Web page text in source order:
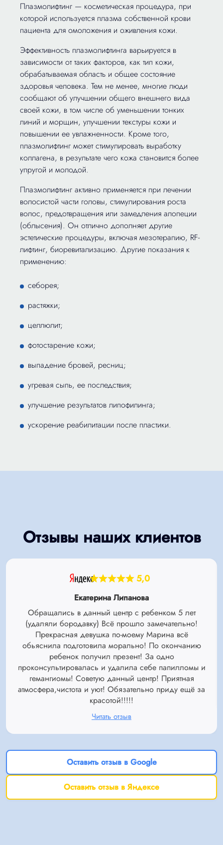
Плазмолифтинг — косметическая процедура, при
которой используется плазма собственной крови
пациента для омоложения и оживления кожи.
Эффективность плазмолифтинга варьируется в
зависимости от таких факторов, как тип кожи,
обрабатываемая область и общее состояние
здоровья человека. Тем не менее, многие люди
сообщают об улучшении общего внешнего вида
своей кожи, в том числе об уменьшении тонких
линий и морщин, улучшении текстуры кожи и
повышении ее увлажненности. Кроме того,
плазмолифтинг может стимулировать выработку
коллагена, в результате чего кожа становится более
упругой и молодой.
Плазмолифтинг активно применяется при лечении
волосистой части головы, стимулирования роста
волос, предотвращения или замедления алопеции
(облысения). Он отлично дополняет другие
эстетические процедуры, включая мезотерапию, RF-
лифтинг, биоревитализацию. Другие показания к
применению:
себорея;
растяжки;
целлюлит;
фотостарение кожи;
выпадение бровей, ресниц;
угревая сыпь, ее последствия;
улучшение результатов липофилинга;
ускорение реабилитации после пластики.
Отзывы наших клиентов
5,0
Екатерина Липанова
Обращались в данный центр с ребенком 5 лет
(удаляли бородавку) Всё прошло замечательно!
Прекрасная девушка по-моему Марина всё
обьяснила подготовила морально! По окончанию
ребенок получил презент! За одно
проконсультировалась и удалила себе папилломы и
гемангиомы! Советую данный центр! Приятная
атмосфера,чистота и уют! Обязательно приду ещё за
красотой!!!!!
Читать отзыв
Оставить отзыв в Google
Оставить отзыв в Яндексе